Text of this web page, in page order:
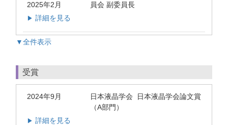
2025年2月 員会 副委員長
▶ 詳細を見る
▼全件表示
受賞
2024年9月
日本液晶学会 日本液晶学会論文賞
（A部門）
▶ 詳細を見る